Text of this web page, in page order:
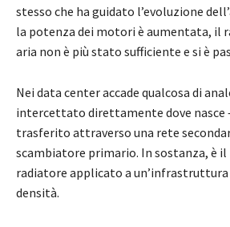
stesso che ha guidato l’evoluzione
la potenza dei motori è aumentata, il
aria non è più stato sufficiente e si è
Nei data center accade qualcosa di
intercettato direttamente dove nasce
trasferito attraverso una rete
scambiatore primario. In sostanza, è
radiatore applicato a
densità.